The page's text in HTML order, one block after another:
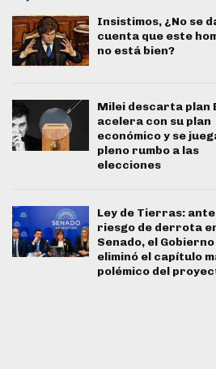
Insistimos, ¿No se
cuenta que este
no está bien?
Milei descarta plan
acelera con su plan
económico y se
pleno rumbo a las
elecciones
Ley de Tierras:
riesgo de derrota
Senado, el Gobierno
eliminó el capítulo
polémico del